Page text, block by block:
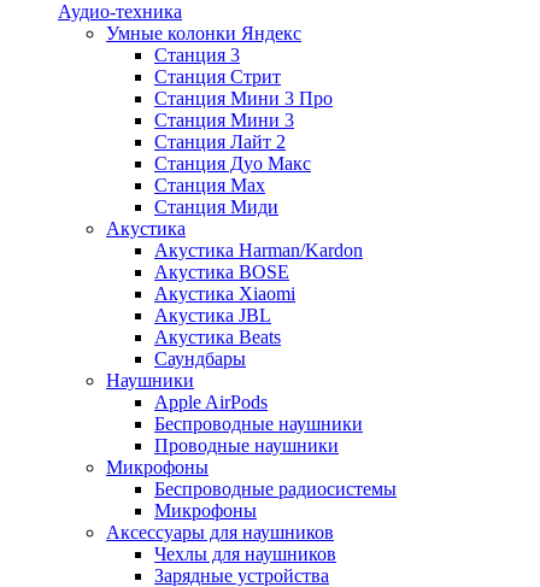
Аудио-техника
Умные колонки Яндекс
Станция 3
Станция Стрит
Станция Мини 3 Про
Станция Мини 3
Станция Лайт 2
Станция Дуо Макс
Станция Max
Станция Миди
Акустика
Акустика Harman/Kardon
Акустика BOSE
Акустика Xiaomi
Акустика JBL
Акустика Beats
Саундбары
Наушники
Apple AirPods
Беспроводные наушники
Проводные наушники
Микрофоны
Беспроводные радиосистемы
Микрофоны
Аксессуары для наушников
Чехлы для наушников
Зарядные устройства